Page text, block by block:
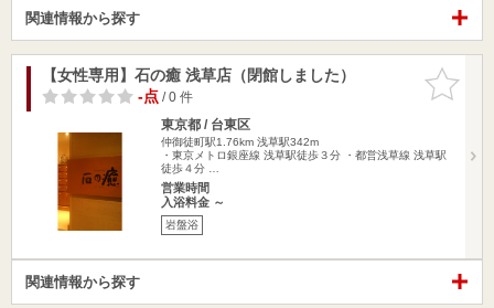
関連情報から探す
お気に入
りに追加
【女性専用】石の癒 浅草店（閉館しました）
-点/ 0 件
東京都 / 台東区
仲御徒町駅1.76km 浅草駅342m
・東京メトロ銀座線 浅草駅徒歩３分 ・都営浅草線 浅草駅
徒歩４分 …
営業時間
入浴料金 ～
岩盤浴
関連情報から探す